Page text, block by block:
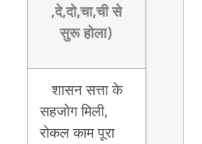
,दे,दो,चा,ची से
सुरू होला)
शासन सत्ता के
सहजोग मिली,
रोकल काम पूरा